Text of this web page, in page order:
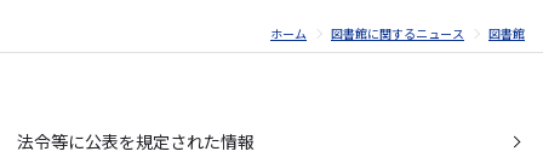
ホーム 図書館に関するニュース 図書館
法令等に公表を規定された情報